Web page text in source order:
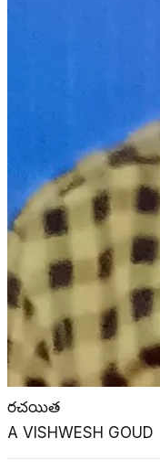
రచయిత
A VISHWESH GOUD